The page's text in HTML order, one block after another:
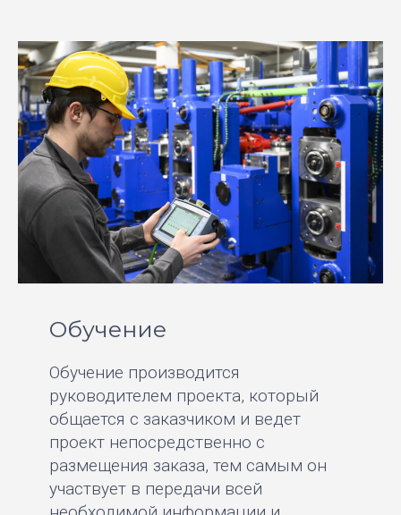
Обучение
Обучение производится
руководителем проекта, который
общается с заказчиком и ведет
проект непосредственно с
размещения заказа, тем самым он
участвует в передачи всей